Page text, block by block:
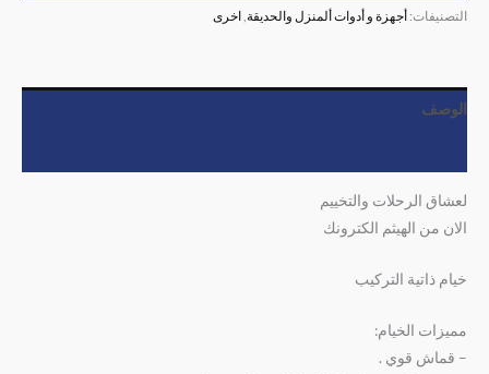
التصنيفات: أجهزة و أدوات ألمنزل والحديقة اخرى
الوصف
لعشاق الرحلات والتخييم
الان من الهيثم الكترونك
خيام ذاتية التركيب
مميزات الخيام:
– قماش قوي .